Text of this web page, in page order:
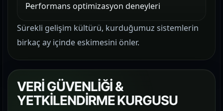
Performans optimizasyon deneyleri
Sürekli gelişim kültürü, kurduğumuz sistemlerin
birkaç ay içinde eskimesini önler.
VERİ GÜVENLİĞİ &
YETKİLENDİRME KURGUSU